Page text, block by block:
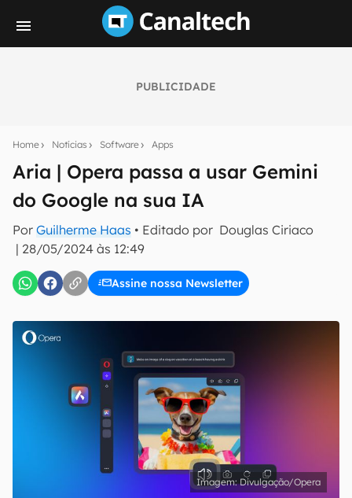
PUBLICIDADE
Home Notícias Software Apps
Aria | Opera passa a usar Gemini
do Google na sua IA
Por Guilherme Haas • Editado por Douglas Ciriaco
| 28/05/2024 às 12:49
Assine nossa Newsletter
notícias e reviews sobre tecnologia em primeira
mão.
E-mail
Divulgação/Opera